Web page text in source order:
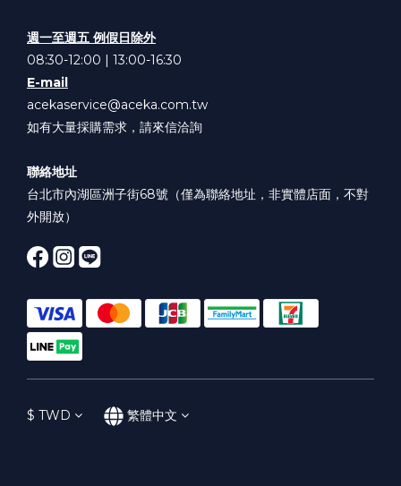
週一至週五 例假日除外
08:30-12:00 | 13:00-16:30
E-mail
acekaservice@aceka.com.tw
如有大量採購需求，請來信洽詢
聯絡地址
台北市內湖區洲子街68號（僅為聯絡地址，非實體店面，不對
外開放）
$ TWD 繁體中文